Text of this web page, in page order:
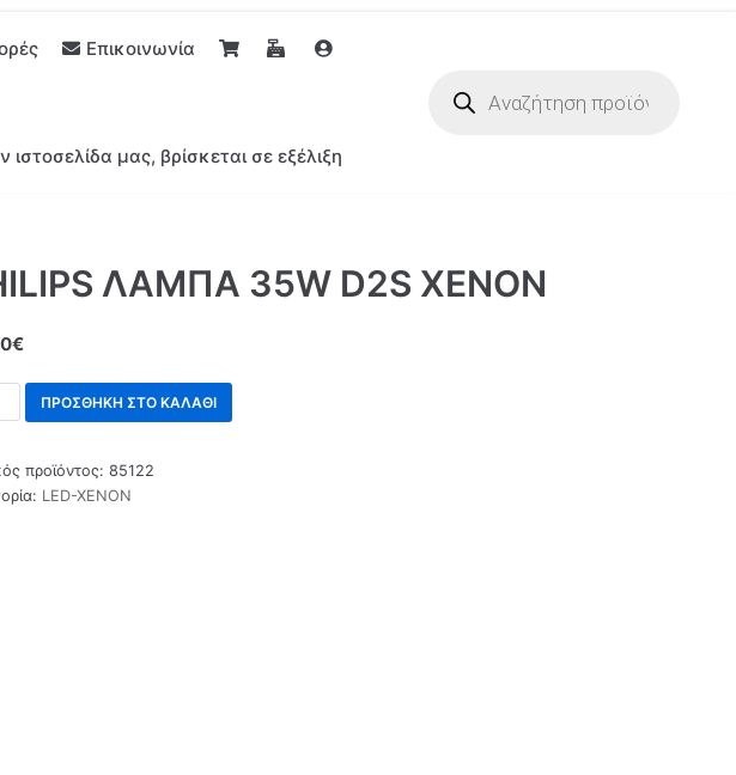
Επικοινωνία
μας, βρίσκεται σε εξέλιξη
ΛΑΜΠΑ 35W D2S ΧΕΝΟΝ
€
ΠΡΟΣΘΉΚΗ ΣΤΟ ΚΑΛΆΘΙ
προϊόντος: 85122
LED-XENON